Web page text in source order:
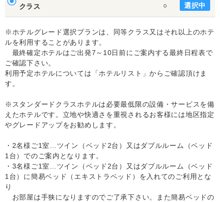
クラス
○
選択中
※ホテルグレード選択プランは、同等クラス又はそれ以上のホテ
ルを利用することがあります。
最終確定ホテルはご出発7～10日前にご案内する最終日程表で
ご確認下さい。
利用予定ホテルについては「ホテルリスト」からご確認頂けま
す。
※スタンダードクラスホテルは必要最低限の設備・サービスを備
えたホテルです。立地や快適さを重視されるお客様には地区指定
やグレードアップをお勧めします。
・2名様ご1室…ツイン（ベッド2台）又はダブルルーム（ベッド
1台）でのご案内となります。
・3名様ご1室…ツイン（ベッド2台）又はダブルルーム（ベッド
1台）に簡易ベッド（エキストラベッド）を入れてのご利用とな
り
お部屋は手狭になりますのでご了承下さい。また簡易ベッドの